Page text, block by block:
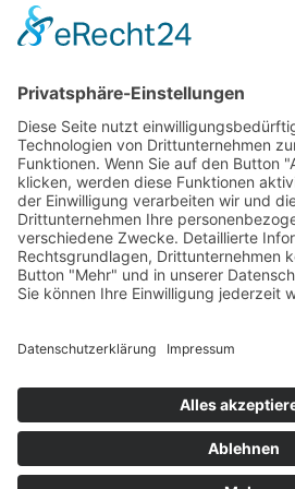
Mitmenschen gegenüber die
Service & Kontakt
Welt-der-Zitate.com
Über unsere Zitate Sammlung
Datenschutz
Social Media Police
Impressum
Schöne Sprüche
Beliebte Themen
Berühmte Personen Aphorismen